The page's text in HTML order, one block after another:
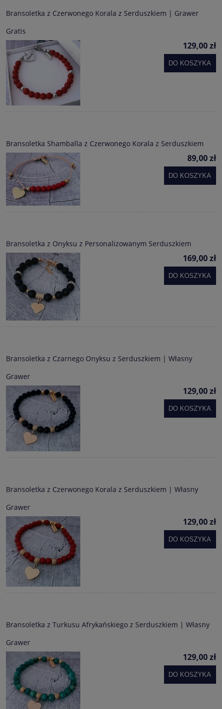
Bransoletka z Czerwonego Korala z Serduszkiem | Grawer
Gratis
129,00 zł
DO KOSZYKA
Bransoletka Shamballa z Czerwonego Korala z Serduszkiem
89,00 zł
DO KOSZYKA
Bransoletka z Onyksu z Personalizowanym Serduszkiem
169,00 zł
DO KOSZYKA
Bransoletka z Czarnego Onyksu z Serduszkiem | Własny
Grawer
129,00 zł
DO KOSZYKA
Bransoletka z Czerwonego Korala z Serduszkiem | Własny
Grawer
129,00 zł
DO KOSZYKA
Bransoletka z Turkusu Afrykańskiego z Serduszkiem | Własny
Grawer
129,00 zł
DO KOSZYKA